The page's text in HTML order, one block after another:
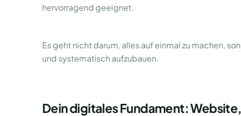
hervorragend geeignet.
Es geht nicht darum, alles auf einmal zu machen,
und systematisch aufzubauen.
Dein digitales Fundament: